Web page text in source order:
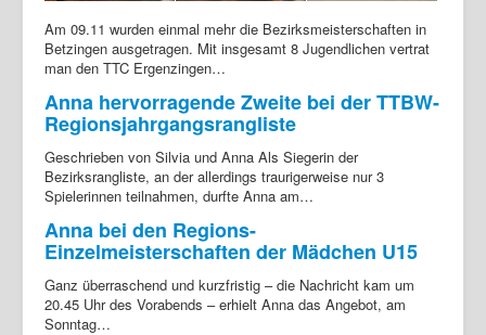
Am 09.11 wurden einmal mehr die Bezirksmeisterschaften in
Betzingen ausgetragen. Mit insgesamt 8 Jugendlichen vertrat
man den TTC Ergenzingen…
Anna hervorragende Zweite bei der TTBW-
Regionsjahrgangsrangliste
Geschrieben von Silvia und Anna Als Siegerin der
Bezirksrangliste, an der allerdings traurigerweise nur 3
Spielerinnen teilnahmen, durfte Anna am…
Anna bei den Regions-
Einzelmeisterschaften der Mädchen U15
Ganz überraschend und kurzfristig – die Nachricht kam um
20.45 Uhr des Vorabends – erhielt Anna das Angebot, am
Sonntag…